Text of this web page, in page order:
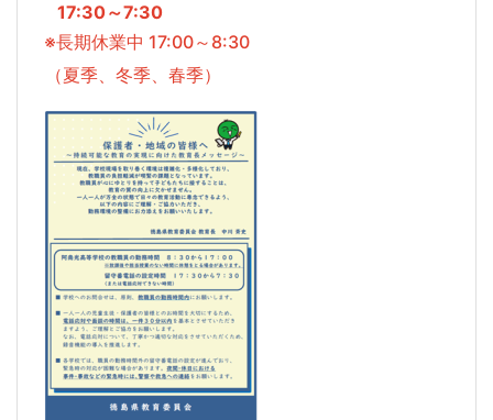
17:30～7:30
※長期休業中 17:00～8:30
（夏季、冬季、春季）